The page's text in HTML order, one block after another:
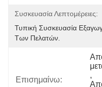
Συσκευασία Λεπτομέρειες:
Τυπική Συσκευασία
Των Πελατών.
Επισημαίνω:
,